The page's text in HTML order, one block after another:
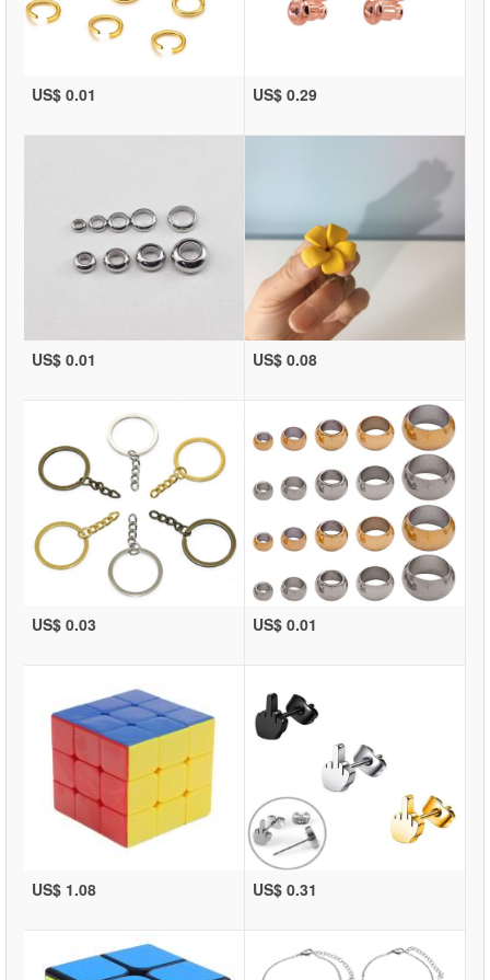
US$ 0.01 US$ 0.29
US$ 0.01 US$ 0.08
US$ 0.03 US$ 0.01
US$ 1.08 US$ 0.31